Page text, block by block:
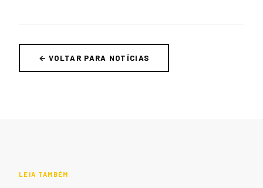
← VOLTAR PARA NOTÍCIAS
LEIA TAMBÉM